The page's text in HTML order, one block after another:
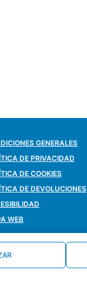
GENERALES
DE PRIVACIDAD
DE COOKIES
DE DEVOLUCIONES
WEB